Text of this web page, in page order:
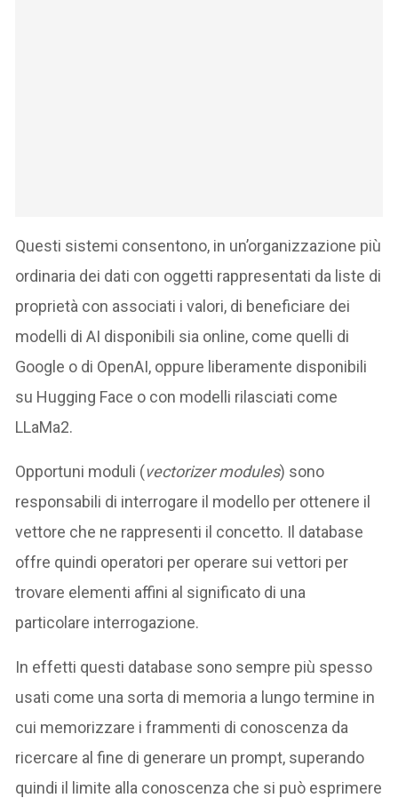
Questi sistemi consentono, in un’organizzazione più
ordinaria dei dati con oggetti rappresentati da liste di
proprietà con associati i valori, di beneficiare dei
modelli di AI disponibili sia online, come quelli di
Google o di OpenAI, oppure liberamente disponibili
su Hugging Face o con modelli rilasciati come
LLaMa2.
Opportuni moduli (vectorizer modules) sono
responsabili di interrogare il modello per ottenere il
vettore che ne rappresenti il concetto. Il database
offre quindi operatori per operare sui vettori per
trovare elementi affini al significato di una
particolare interrogazione.
In effetti questi database sono sempre più spesso
usati come una sorta di memoria a lungo termine in
cui memorizzare i frammenti di conoscenza da
ricercare al fine di generare un prompt, superando
quindi il limite alla conoscenza che si può esprimere